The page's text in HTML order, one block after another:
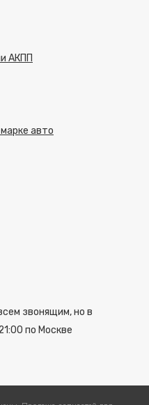
АКПП
авто
звонящим, но в
по Москве